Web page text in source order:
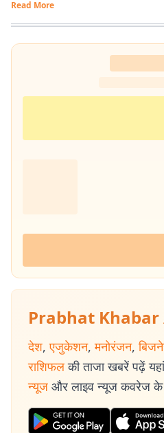
Read More
Prabhat Khabar
देश, एजुकेशन, मनोरंजन,
राशिफल की ताजा खबरें पढ़ें
न्यूज और लाइव न्यूज कवरेज के